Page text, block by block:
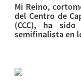
Mi Reino,
del Centro de
(CCC), ha
semifinalista en